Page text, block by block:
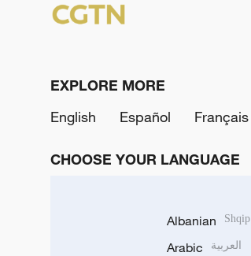
EXPLORE MORE
English
Español Français
CHOOSE YOUR LANGUAGE
Albanian Shqip
Arabic العربية